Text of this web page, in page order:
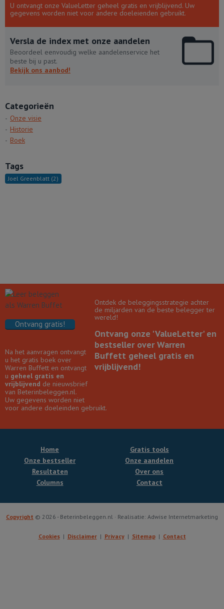
U ontvangt onze ValueLetter geheel gratis en vrijblijvend. Uw
gegevens worden niet voor andere doeleienden gebruikt.
Versla de index met onze aandelen
Beoordeel eenvoudig welke aandelenservice het
beste bij u past.
Bekijk ons aanbod!
Categorieën
Onze visie
Historie
Boek
Tags
Joel Greenblatt (2)
Ontdek de beleggingsstrategie achter
de miljarden van de beste belegger ter
wereld!
Ontvang onze 'ValueLetter' en
bestseller over Warren
Buffett geheel gratis en
vrijblijvend!
Ontvang gratis!
Na het aanvragen ontvangt
u het gratis boek over
Warren Buffett en ontvangt
u geheel gratis en
vrijblijvend de nieuwsbrief
van Beterinbeleggen.nl.
Uw gegevens worden niet
voor andere doeleinden gebruikt.
Home
Onze bestseller
Gratis tools
Onze aandelen
Resultaten
Columns
Over ons
Contact
Copyright © 2026 - Beterinbeleggen.nl · Realisatie: Adwise Internetmarketing
Cookies Disclaimer Privacy Sitemap Contact